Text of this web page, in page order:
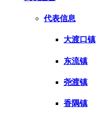
代表信息
大渡口镇
东流镇
尧渡镇
香隅镇